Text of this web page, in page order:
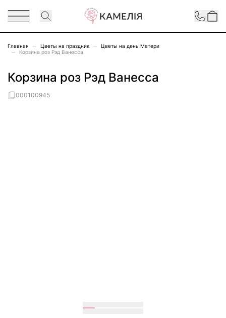
Перейти к содержимому
Contact
Главная Цветы на праздник
Цветы на день Матери
Корзина роз Рэд Ванесса
Корзина роз Рэд Ванесса
000100945